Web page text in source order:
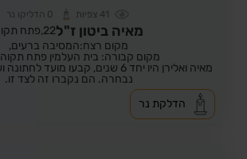
41 צפיות 0 הדליקו נר
מאיה ביטון ז"ל22, פתח
מקום רצח:המסיבה ברעים,
מקום קבורה: בית העלמין פתח תקוה
מאיה ואלירן היו יחד 6 שנים, קבעו
נבחרה. הם נקברו זה לצד זו.
הדלקת נר